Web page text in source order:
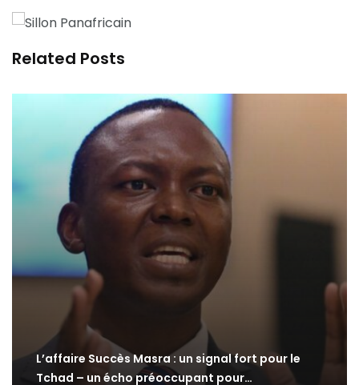
Related Posts
L’affaire Succès Masra : un signal fort pour le
Tchad – un écho préoccupant pour…